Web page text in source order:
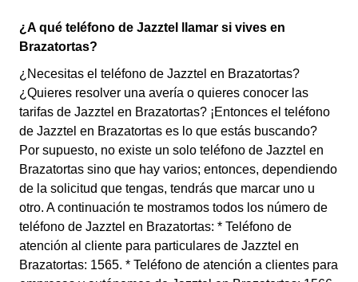
¿A qué teléfono de Jazztel llamar si vives en
Brazatortas?
¿Necesitas el teléfono de Jazztel en Brazatortas?
¿Quieres resolver una avería o quieres conocer las
tarifas de Jazztel en Brazatortas? ¡Entonces el teléfono
de Jazztel en Brazatortas es lo que estás buscando?
Por supuesto, no existe un solo teléfono de Jazztel en
Brazatortas sino que hay varios; entonces, dependiendo
de la solicitud que tengas, tendrás que marcar uno u
otro. A continuación te mostramos todos los número de
teléfono de Jazztel en Brazatortas: * Teléfono de
atención al cliente para particulares de Jazztel en
Brazatortas: 1565. * Teléfono de atención a clientes para